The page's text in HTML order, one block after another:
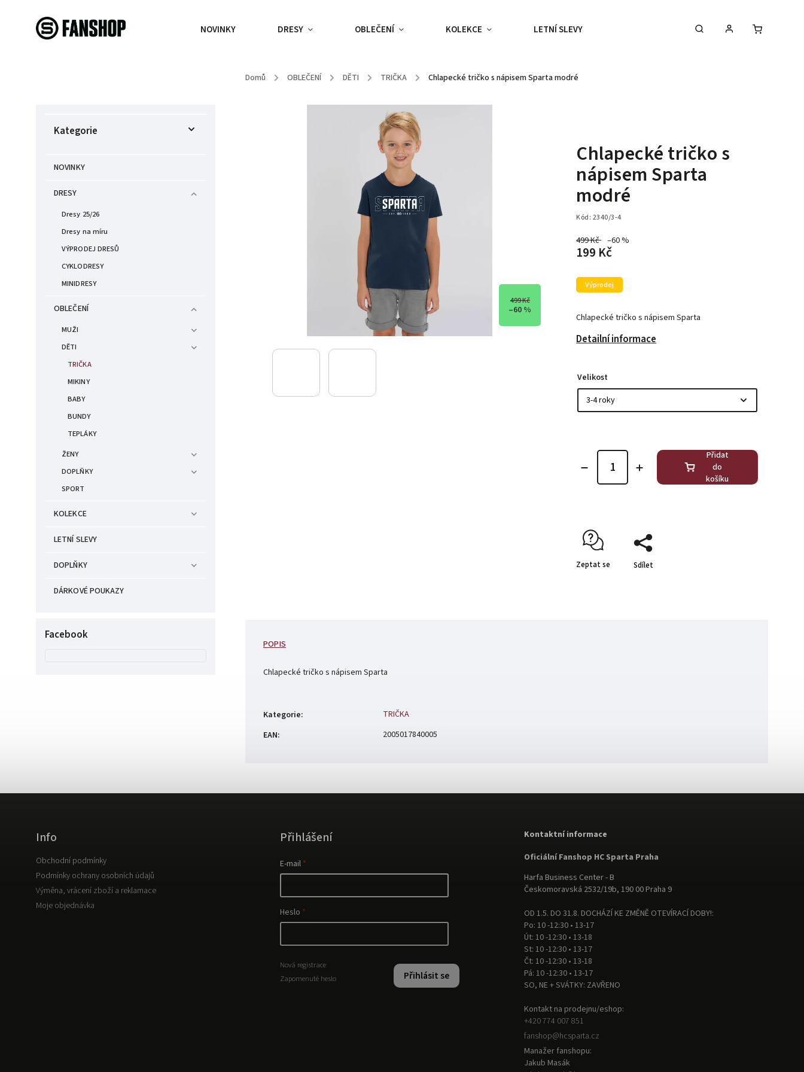
NOVINKY DRESY OBLEČENÍ KOLEKCE LETNÍ SLEVY DÁRKOVÉ POUKAZY
Domů / OBLEČENÍ / DĚTI / TRIČKA / Chlapecké tričko s nápisem Sparta modré
Kategorie
NOVINKY
DRESY
Dresy 25/26
Dresy na míru
VÝPRODEJ DRESŮ
CYKLODRESY
MINIDRESY
OBLEČENÍ
MUŽI
DĚTI
TRIČKA
MIKINY
BABY
BUNDY
TEPLÁKY
ŽENY
DOPLŇKY
SPORT
KOLEKCE
LETNÍ SLEVY
DOPLŇKY
DÁRKOVÉ POUKAZY
Facebook
499 Kč
–60 %
Chlapecké tričko s
nápisem Sparta
modré
Kód: 2340/3-4
499 Kč –60 %
199 Kč
Chlapecké tričko s nápisem Sparta
Detailní informace
Výprodej
Velikost
Přidat
do
košíku
Zeptat se Sdílet
POPIS
Chlapecké tričko s nápisem Sparta
Kategorie:
TRIČKA
EAN: 2005017840005
Info
Obchodní podmínky
Podmínky ochrany osobních údajů
Výměna, vrácení zboží a reklamace
Moje objednávka
Přihlášení
E-mail
Heslo
Přihlásit se
Nová registrace
Zapomenuté heslo
Kontaktní informace
Oficiální Fanshop HC Sparta Praha
Harfa Business Center - B
Českomoravská 2532/19b, 190 00 Praha 9
OD 1.5. DO 31.8. DOCHÁZÍ KE ZMĚNĚ OTEVÍRACÍ DOBY!:
Po: 10 -12:30 • 13-17
Út: 10 -12:30 • 13-18
St: 10 -12:30 • 13-17
Čt: 10 -12:30 • 13-18
Pá: 10 -12:30 • 13-17
SO, NE + SVÁTKY: ZAVŘENO
Kontakt na prodejnu/eshop:
+420 774 007 851
fanshop@hcsparta.cz
Manažer fanshopu:
Jakub Masák